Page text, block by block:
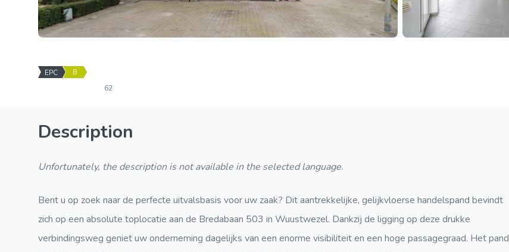
EPC B
62
Description
Unfortunately, the description is not available in the selected language.
Bent u op zoek naar de perfecte uitvalsbasis voor uw zaak? Dit aantrekkelijke, gelijkvloerse handelspand bevindt
zich op een absolute toplocatie aan de Bredabaan 503 in Wuustwezel. Dankzij de ligging op deze drukke
verbindingsweg geniet uw onderneming dagelijks van een enorme visibiliteit en een hoge passagegraad. Het pand